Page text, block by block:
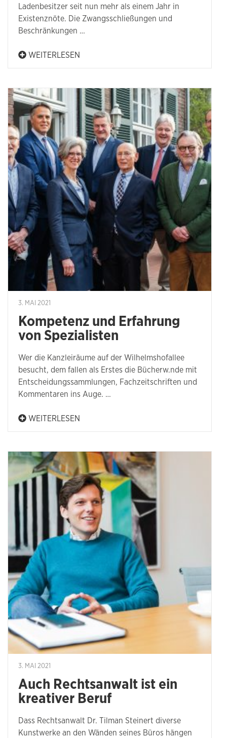
Ladenbesitzer seit nun mehr als einem Jahr in
Existenznöte. Die Zwangsschließungen und
Beschränkungen …
WEITERLESEN
3. MAI 2021
Kompetenz und Erfahrung
von Spezialisten
Wer die Kanzleiräume auf der Wilhelmshofallee
besucht, dem fallen als Erstes die Bücherw.nde mit
Entscheidungssammlungen, Fachzeitschriften und
Kommentaren ins Auge. …
WEITERLESEN
3. MAI 2021
Auch Rechtsanwalt ist ein
kreativer Beruf
Dass Rechtsanwalt Dr. Tilman Steinert diverse
Kunstwerke an den Wänden seines Büros hängen